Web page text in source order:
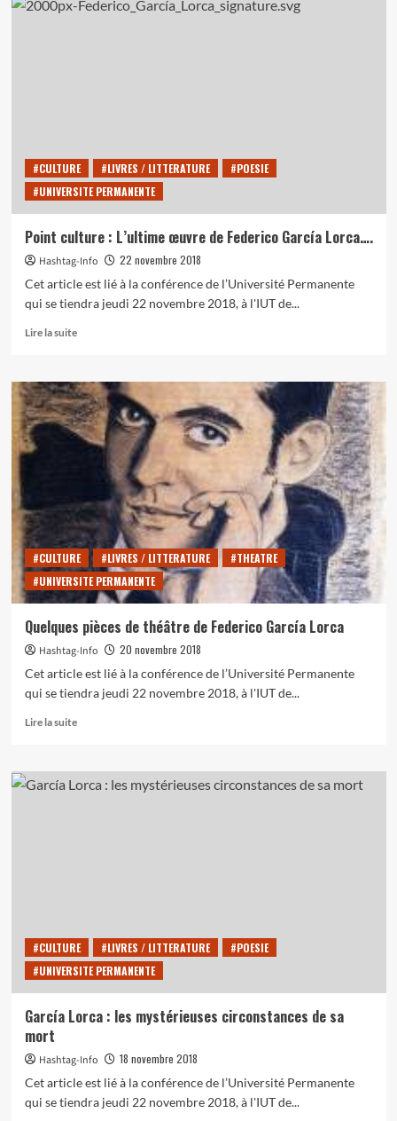
29
dans
la
Rome
les
arts,
et
la
#CULTURE #LIVRES / LITTERATURE
#POESIE
#UNIVERSITE PERMANENTE
Point culture : L’ultime œuvre de Federico García Lorca….
Hashtag-Info
22 novembre 2018
Cet article est lié à la conférence de l’Université Permanente
qui se tiendra jeudi 22 novembre 2018, à l'IUT de...
Lire la suiteEn
sur
Point
culture
:
L’ultime
Federico
García
Lorca….
#CULTURE #LIVRES / LITTERATURE
#THEATRE
#UNIVERSITE PERMANENTE
Quelques pièces de théâtre de Federico García Lorca
Hashtag-Info
20 novembre 2018
Cet article est lié à la conférence de l’Université Permanente
qui se tiendra jeudi 22 novembre 2018, à l'IUT de...
Lire la suiteEn
sur
Quelques
#CULTURE #LIVRES / LITTERATURE
#POESIE
#UNIVERSITE PERMANENTE
García Lorca : les mystérieuses circonstances de sa
mort
Hashtag-Info
18 novembre 2018
Cet article est lié à la conférence de l’Université Permanente
qui se tiendra jeudi 22 novembre 2018, à l'IUT de...